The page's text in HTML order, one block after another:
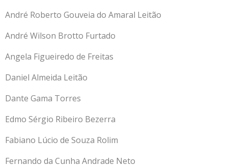
André Roberto Gouveia do Amaral Leitão
André Wilson Brotto Furtado
Angela Figueiredo de Freitas
Daniel Almeida Leitão
Dante Gama Torres
Edmo Sérgio Ribeiro Bezerra
Fabiano Lúcio de Souza Rolim
Fernando da Cunha Andrade Neto